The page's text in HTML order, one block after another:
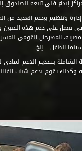
فنى تابعة للصندوق إلى (16 )
وتنظيم ودعم العديد من
تعمل على دعم هذه
المهرجان القومى
الطفل.....إلخ
بتقديم الدعم المادى
وكذلك يقوم بدعم شباب